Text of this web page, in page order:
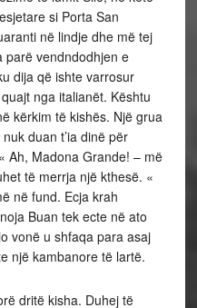
si Porta San
në lindje dhe më tej
parë vendndodhjen e
dija që ishte varrosur
nga italianët. Kështu
kërkim të kishës. Një grua
duan t’ia dinë për
Ah, Madona Grande! – më
të merrja një kthesë. «
në fund. Ecja krah
Buan tek ecte në ato
vonë u shfaqa para asaj
një kambanore të lartë.
dritë kisha. Duhej të